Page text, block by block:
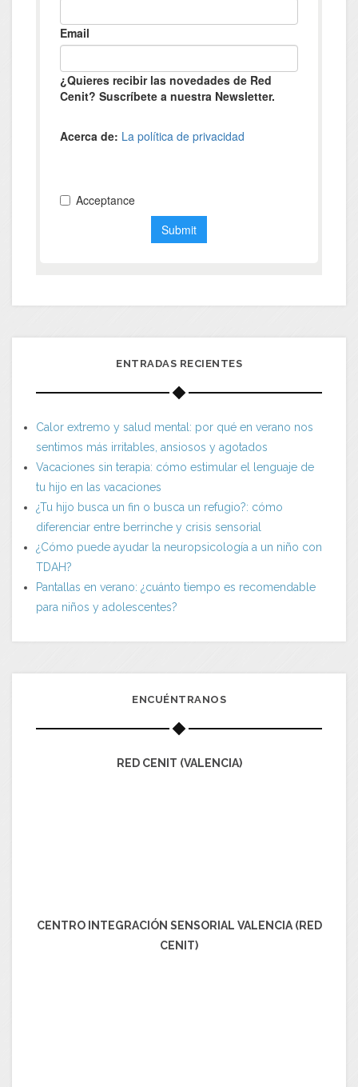
ENTRADAS RECIENTES
Calor extremo y salud mental: por qué en verano nos
sentimos más irritables, ansiosos y agotados
Vacaciones sin terapia: cómo estimular el lenguaje de
tu hijo en las vacaciones
¿Tu hijo busca un fin o busca un refugio?: cómo
diferenciar entre berrinche y crisis sensorial
¿Cómo puede ayudar la neuropsicología a un niño con
TDAH?
Pantallas en verano: ¿cuánto tiempo es recomendable
para niños y adolescentes?
ENCUÉNTRANOS
RED CENIT (VALENCIA)
CENTRO INTEGRACIÓN SENSORIAL VALENCIA (RED
CENIT)